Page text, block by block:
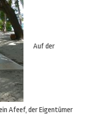
Auf der
Afeef, der Eigentümer